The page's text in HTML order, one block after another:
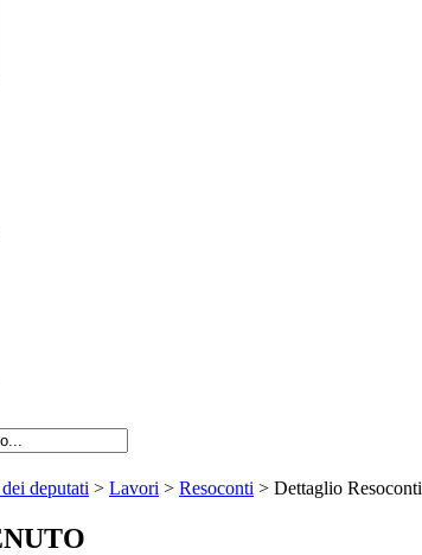
deputati > Lavori > Resoconti > Dettaglio Resoconti